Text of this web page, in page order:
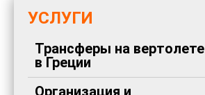
УСЛУГИ
Трансферы на вертолете
в Греции
Организация и